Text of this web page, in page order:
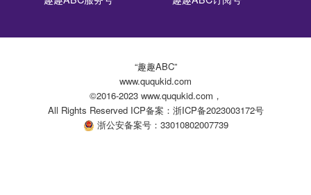
“趣趣ABC”
www.ququkid.com
©2016-2023 www.ququkid.com，
All Rights Reserved ICP备案：浙ICP备2023003172号
浙公安备案号：33010802007739